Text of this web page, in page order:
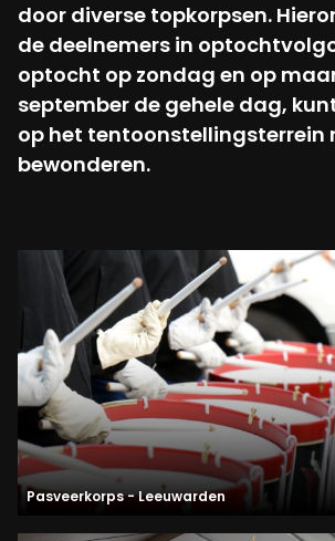
door diverse topkorpsen.
de deelnemers in
optocht op zondag en op
september de gehele dag,
op het tentoonstellingsterrein
bewonderen.
Pasveerkorps - Leeuwarden